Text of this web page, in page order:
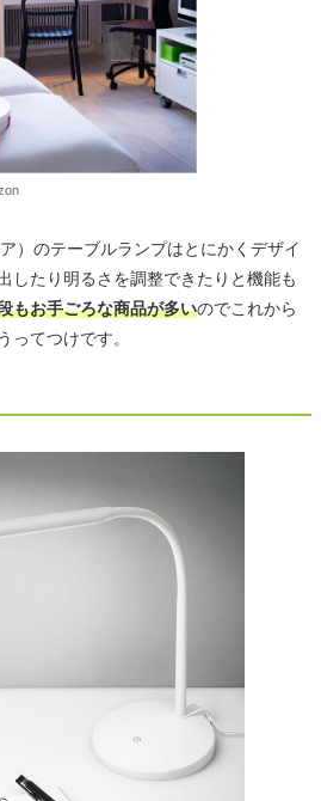
）のテーブルランプはとにかくデザイ
したり明るさを調整できたりと機能も
もお手ごろな商品が多いのでこれから
ってつけです。